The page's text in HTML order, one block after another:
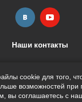
cookie для того,
возможностей при
вы соглашаетесь с
Наши контакты